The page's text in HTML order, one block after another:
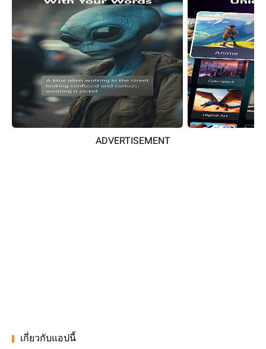
ADVERTISEMENT
เกี่ยวกับแอปนี้